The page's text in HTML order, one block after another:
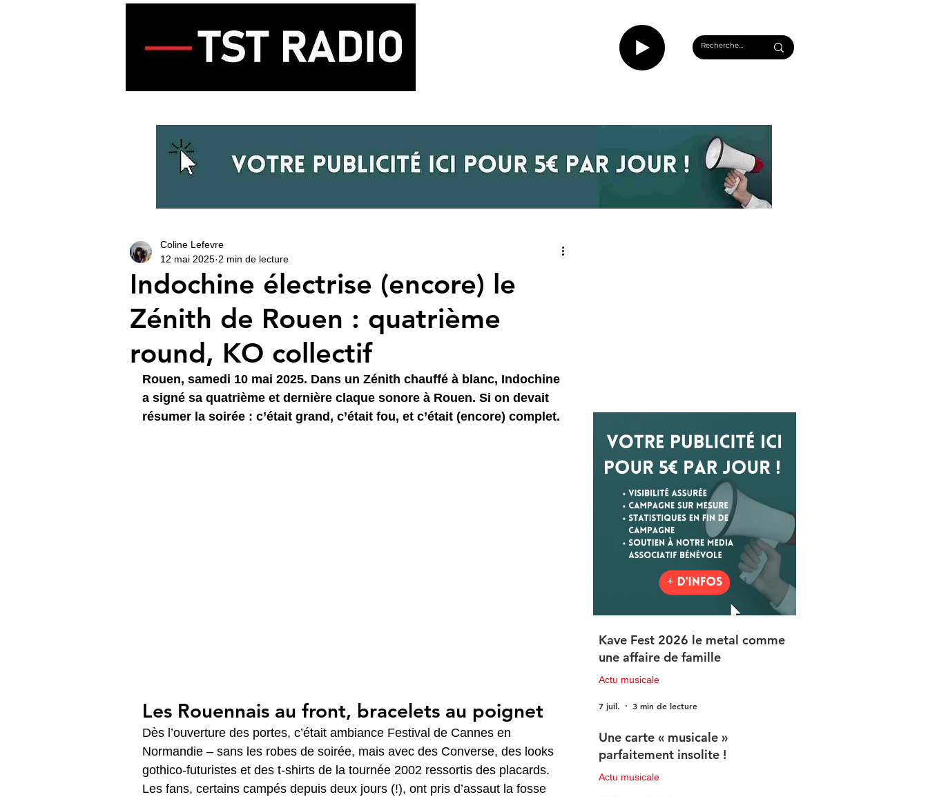
Indochine électrise (encore) le
Zénith de Rouen : quatrième
round, KO collectif
Coline Lefevre
12 mai 2025 2 min de lecture
Rouen, samedi 10 mai 2025. Dans un Zénith chauffé à blanc, Indochine
a signé sa quatrième et dernière claque sonore à Rouen. Si on devait
résumer la soirée : c’était grand, c’était fou, et c’était (encore) complet.
Les Rouennais au front, bracelets au poignet
Dès l’ouverture des portes, c’était ambiance Festival de Cannes en
Normandie – sans les robes de soirée, mais avec des Converse, des looks
gothico-futuristes et des t-shirts de la tournée 2002 ressortis des placards.
Les fans, certains campés depuis deux jours (!), ont pris d’assaut la fosse
Kave Fest 2026 le metal comme
une affaire de famille
Actu musicale
7 juil. 3 min de lecture
Une carte « musicale »
parfaitement insolite !
Actu musicale